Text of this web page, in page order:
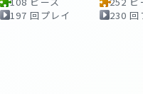
197 回プレイ
230 回